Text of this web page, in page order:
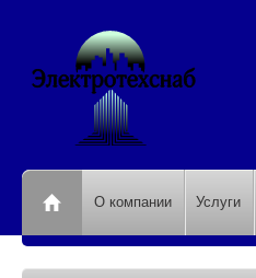
О компании Услуги